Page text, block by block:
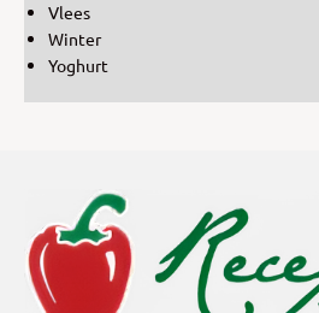
Vlees
Winter
Yoghurt